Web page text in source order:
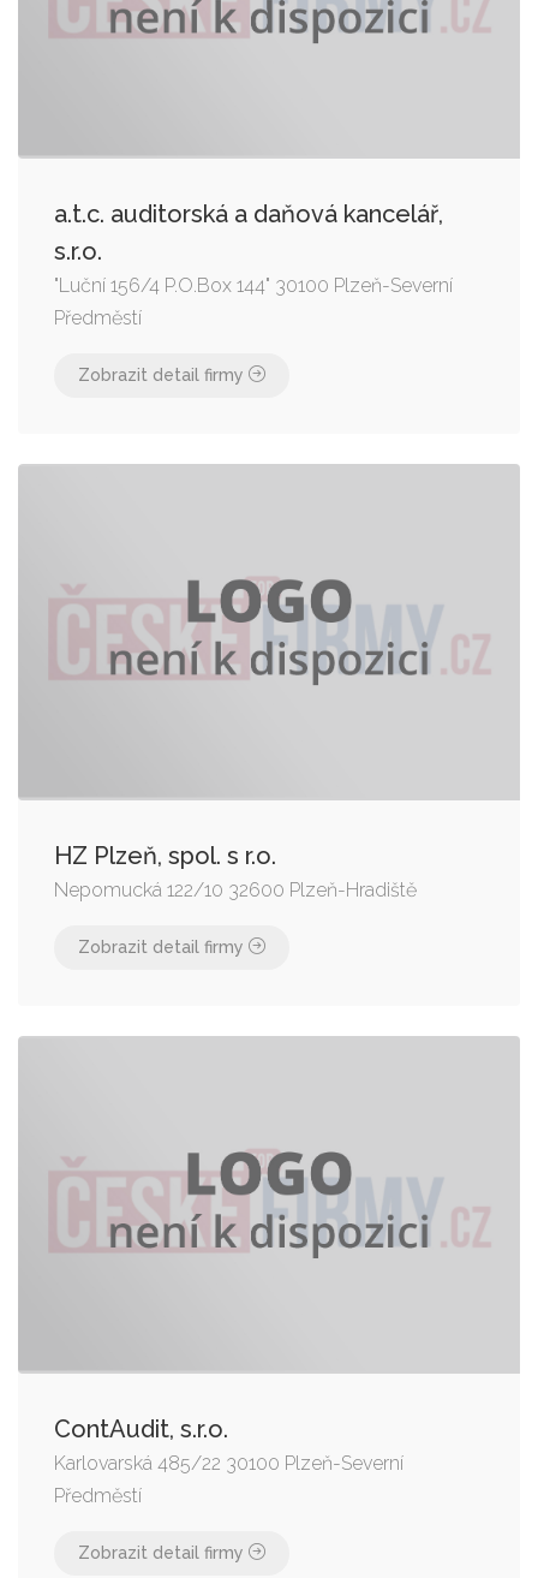
a.t.c. auditorská a daňová kancelář,
s.r.o.
"Luční 156/4 P.O.Box 144" 30100 Plzeň-Severní
Předměstí
Zobrazit detail firmy
HZ Plzeň, spol. s r.o.
Nepomucká 122/10 32600 Plzeň-Hradiště
Zobrazit detail firmy
ContAudit, s.r.o.
Karlovarská 485/22 30100 Plzeň-Severní
Předměstí
Zobrazit detail firmy